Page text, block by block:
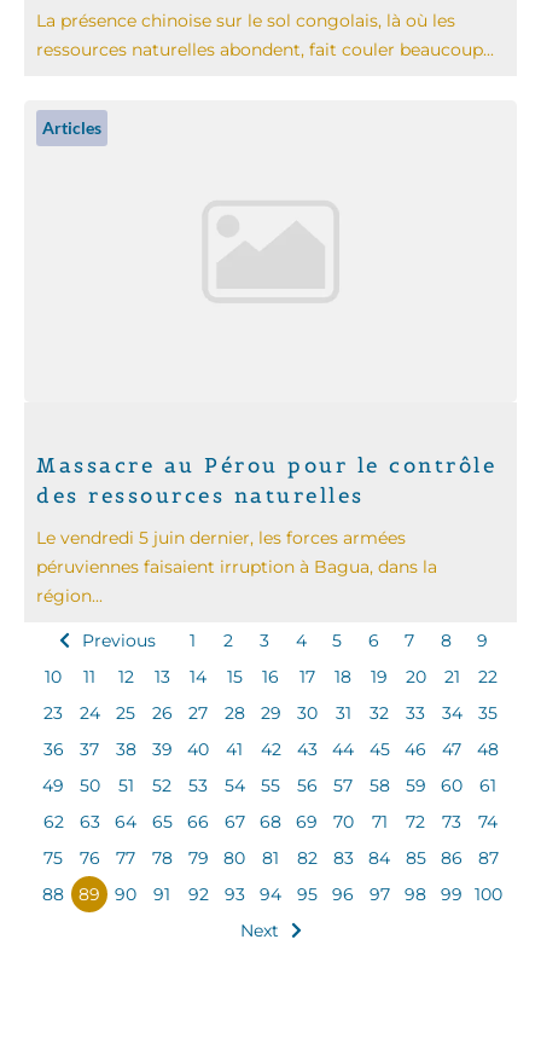
La présence chinoise sur le sol congolais, là où les
ressources naturelles abondent, fait couler beaucoup...
Articles
Massacre au Pérou pour le contrôle
des ressources naturelles
Le vendredi 5 juin dernier, les forces armées
péruviennes faisaient irruption à Bagua, dans la
région...
Previous 1 2 3 4 5 6 7 8
9
10
11 12 13 14 15 16 17 18 19 20 21
22
23
24 25 26 27 28 29 30 31 32 33 34
35
36
37 38 39 40 41 42 43 44 45 46 47
48
49
50 51 52 53 54 55 56 57 58 59 60
61
62
63 64 65 66 67 68 69 70 71 72 73
74
75
76 77 78 79 80 81 82 83 84 85 86
87
88
89 90 91 92 93 94 95 96 97 98 99
100
Next